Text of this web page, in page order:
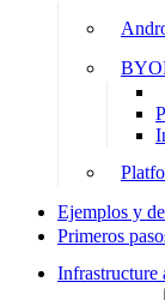
Ejemplos y
Primeros
Infrastructure